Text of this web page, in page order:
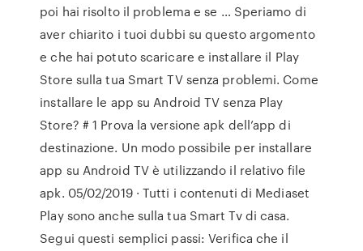
poi hai risolto il problema e se … Speriamo di
aver chiarito i tuoi dubbi su questo argomento
e che hai potuto scaricare e installare il Play
Store sulla tua Smart TV senza problemi. Come
installare le app su Android TV senza Play
Store? # 1 Prova la versione apk dell’app di
destinazione. Un modo possibile per installare
app su Android TV è utilizzando il relativo file
apk. 05/02/2019 · Tutti i contenuti di Mediaset
Play sono anche sulla tua Smart Tv di casa.
Segui questi semplici passi: Verifica che il